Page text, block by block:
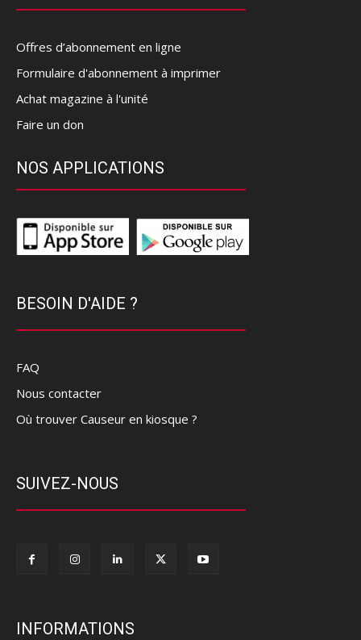
Offres d’abonnement en ligne
Formulaire d'abonnement à imprimer
Achat magazine à l'unité
Faire un don
NOS APPLICATIONS
BESOIN D'AIDE ?
FAQ
Nous contacter
Où trouver Causeur en kiosque ?
SUIVEZ-NOUS
INFORMATIONS